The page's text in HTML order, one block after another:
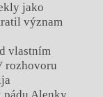
jako
význam
vlastním
rozhovoru